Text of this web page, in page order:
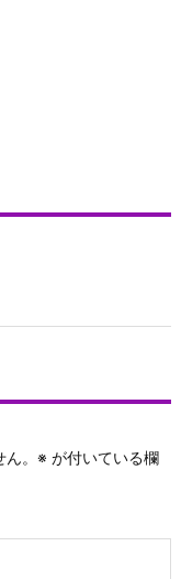
。 ※ が付いている欄